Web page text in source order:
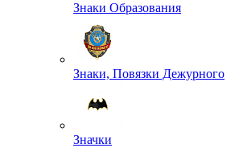
Знаки Образования
Знаки, Повязки Дежурного
Значки